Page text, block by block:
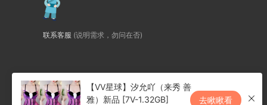
联系客服 (说明需求，勿问在否)
【VV星球】汐允吖（来秀 善
雅）新品 [7V-1.32GB]
去瞅瞅看